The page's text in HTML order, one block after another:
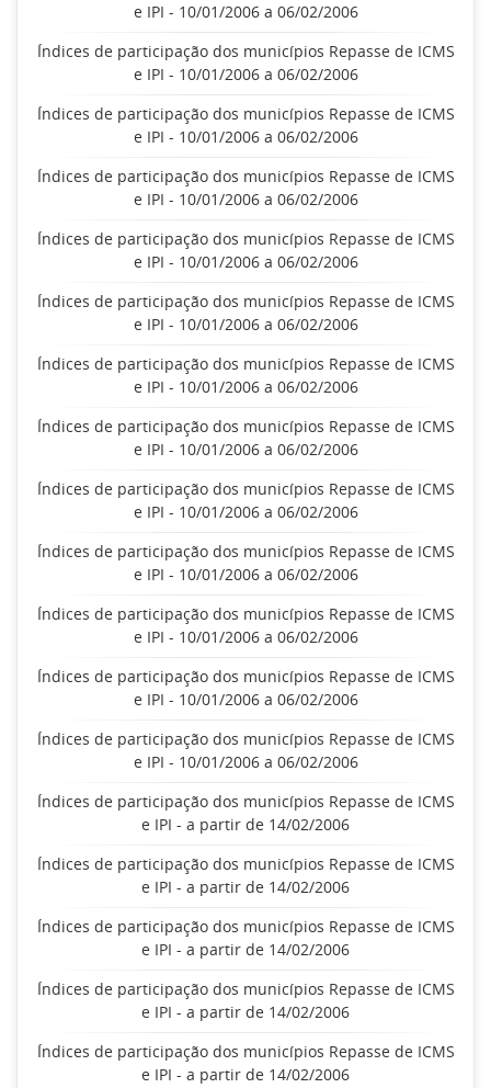
e IPI - 10/01/2006 a 06/02/2006
Índices de participação dos municípios Repasse de ICMS
e IPI - 10/01/2006 a 06/02/2006
Índices de participação dos municípios Repasse de ICMS
e IPI - 10/01/2006 a 06/02/2006
Índices de participação dos municípios Repasse de ICMS
e IPI - 10/01/2006 a 06/02/2006
Índices de participação dos municípios Repasse de ICMS
e IPI - 10/01/2006 a 06/02/2006
Índices de participação dos municípios Repasse de ICMS
e IPI - 10/01/2006 a 06/02/2006
Índices de participação dos municípios Repasse de ICMS
e IPI - 10/01/2006 a 06/02/2006
Índices de participação dos municípios Repasse de ICMS
e IPI - 10/01/2006 a 06/02/2006
Índices de participação dos municípios Repasse de ICMS
e IPI - 10/01/2006 a 06/02/2006
Índices de participação dos municípios Repasse de ICMS
e IPI - 10/01/2006 a 06/02/2006
Índices de participação dos municípios Repasse de ICMS
e IPI - 10/01/2006 a 06/02/2006
Índices de participação dos municípios Repasse de ICMS
e IPI - 10/01/2006 a 06/02/2006
Índices de participação dos municípios Repasse de ICMS
e IPI - 10/01/2006 a 06/02/2006
Índices de participação dos municípios Repasse de ICMS
e IPI - a partir de 14/02/2006
Índices de participação dos municípios Repasse de ICMS
e IPI - a partir de 14/02/2006
Índices de participação dos municípios Repasse de ICMS
e IPI - a partir de 14/02/2006
Índices de participação dos municípios Repasse de ICMS
e IPI - a partir de 14/02/2006
Índices de participação dos municípios Repasse de ICMS
e IPI - a partir de 14/02/2006